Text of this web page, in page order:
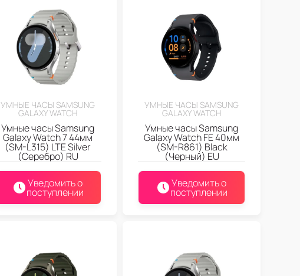
УМНЫЕ ЧАСЫ SAMSUNG
GALAXY WATCH
Умные часы Samsung
Galaxy Watch 7 44мм
(SM-L315) LTE Silver
(Серебро) RU
Уведомить о
поступлении
УМНЫЕ ЧАСЫ SAMSUNG
GALAXY WATCH
Умные часы Samsung
Galaxy Watch FE 40мм
(SM-R861) Black
(Черный) EU
Уведомить о
поступлении